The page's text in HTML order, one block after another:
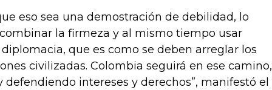
eso sea una demostración de debilidad, lo
la firmeza y al mismo tiempo usar
que es como se deben arreglar los
civilizadas. Colombia seguirá en ese camino,
intereses y derechos”, manifestó el